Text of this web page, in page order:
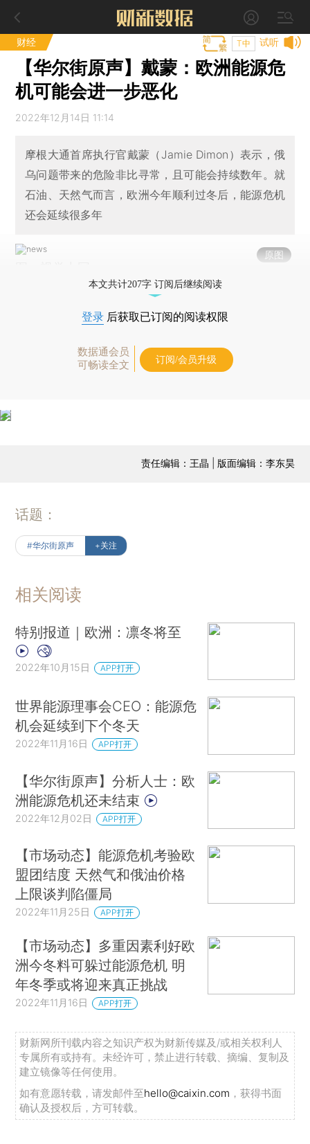
财经 试听
T中
【华尔街原声】戴蒙：欧洲能源危
机可能会进一步恶化
2022年12月14日 11:14
摩根大通首席执行官戴蒙（Jamie Dimon）表示，俄
乌问题带来的危险非比寻常，且可能会持续数年。就
石油、天然气而言，欧洲今年顺利过冬后，能源危机
还会延续很多年
原图
本文共计207字 订阅后继续阅读
登录 后获取已订阅的阅读权限
数据通会员
可畅读全文
订阅/会员升级
责任编辑：王晶 | 版面编辑：李东昊
话题：
#华尔街原声 +关注
相关阅读
特别报道｜欧洲：凛冬将至
2022年10月15日 APP打开
世界能源理事会CEO：能源危
机会延续到下个冬天
2022年11月16日 APP打开
【华尔街原声】分析人士：欧
洲能源危机还未结束
2022年12月02日 APP打开
【市场动态】能源危机考验欧
盟团结度 天然气和俄油价格
上限谈判陷僵局
2022年11月25日 APP打开
【市场动态】多重因素利好欧
洲今冬料可躲过能源危机 明
年冬季或将迎来真正挑战
2022年11月16日 APP打开
财新网所刊载内容之知识产权为财新传媒及/或相关权利人
专属所有或持有。未经许可，禁止进行转载、摘编、复制及
建立镜像等任何使用。
如有意愿转载，请发邮件至hello@caixin.com ，获得书面
确认及授权后，方可转载。